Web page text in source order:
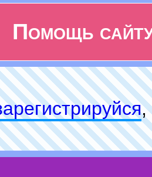
Помощь
,